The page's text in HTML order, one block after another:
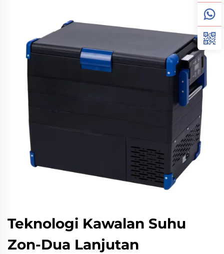
Teknologi Kawalan Suhu
Zon-Dua Lanjutan